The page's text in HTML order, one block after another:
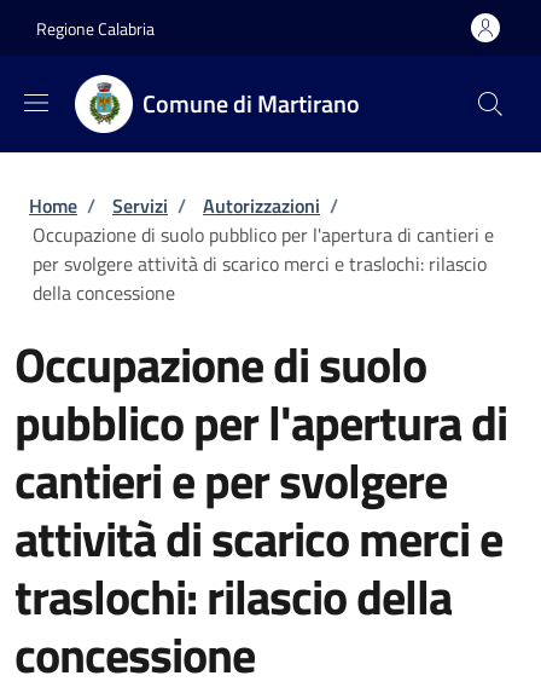
Regione Calabria
Comune di Martirano
Briciole di pane
Home / Servizi / Autorizzazioni /
Occupazione di suolo pubblico per l'apertura di cantieri e
per svolgere attività di scarico merci e traslochi: rilascio
della concessione
Occupazione di suolo
pubblico per l'apertura di
cantieri e per svolgere
attività di scarico merci e
traslochi: rilascio della
concessione